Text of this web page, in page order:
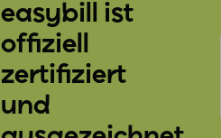
easybill ist
offiziell
zertifiziert
und